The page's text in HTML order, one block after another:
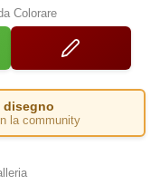
Colorare
disegno
la community